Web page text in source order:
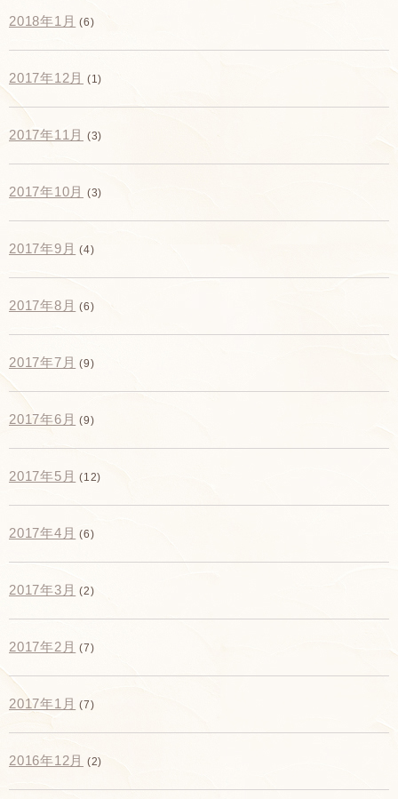
2018年1月 (6)
2017年12月 (1)
2017年11月 (3)
2017年10月 (3)
2017年9月 (4)
2017年8月 (6)
2017年7月 (9)
2017年6月 (9)
2017年5月 (12)
2017年4月 (6)
2017年3月 (2)
2017年2月 (7)
2017年1月 (7)
2016年12月 (2)